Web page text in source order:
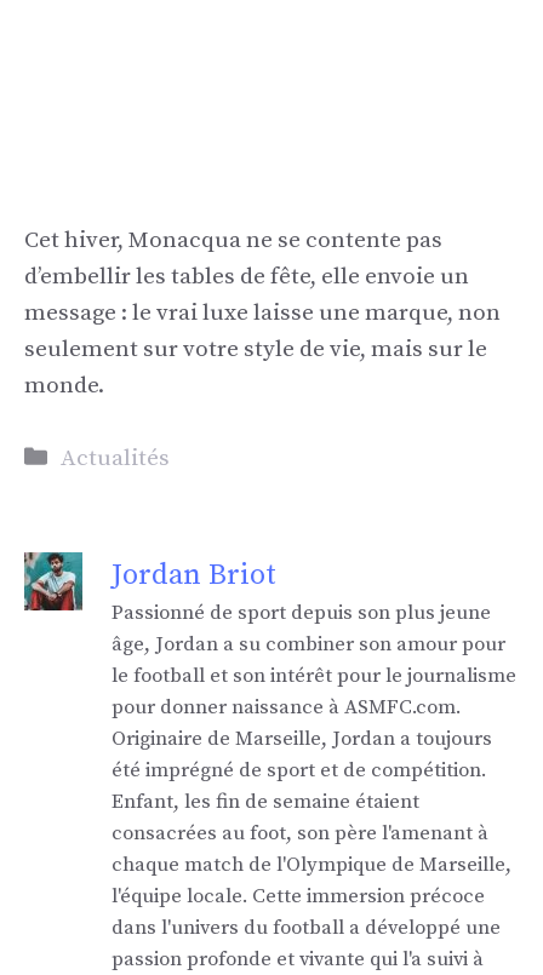
Cet hiver, Monacqua ne se contente pas
d’embellir les tables de fête, elle envoie un
message : le vrai luxe laisse une marque, non
seulement sur votre style de vie, mais sur le
monde.
Catégories
Actualités
Jordan Briot
Passionné de sport depuis son plus jeune
âge, Jordan a su combiner son amour pour
le football et son intérêt pour le journalisme
pour donner naissance à ASMFC.com.
Originaire de Marseille, Jordan a toujours
été imprégné de sport et de compétition.
Enfant, les fin de semaine étaient
consacrées au foot, son père l'amenant à
chaque match de l'Olympique de Marseille,
l'équipe locale. Cette immersion précoce
dans l'univers du football a développé une
passion profonde et vivante qui l'a suivi à